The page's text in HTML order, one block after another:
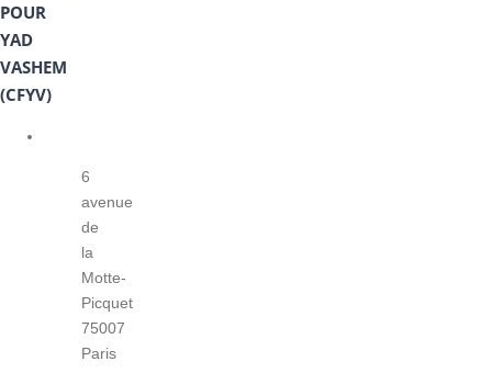
POUR
YAD
VASHEM
(CFYV)
6
avenue
de
la
Motte-
Picquet
75007
Paris